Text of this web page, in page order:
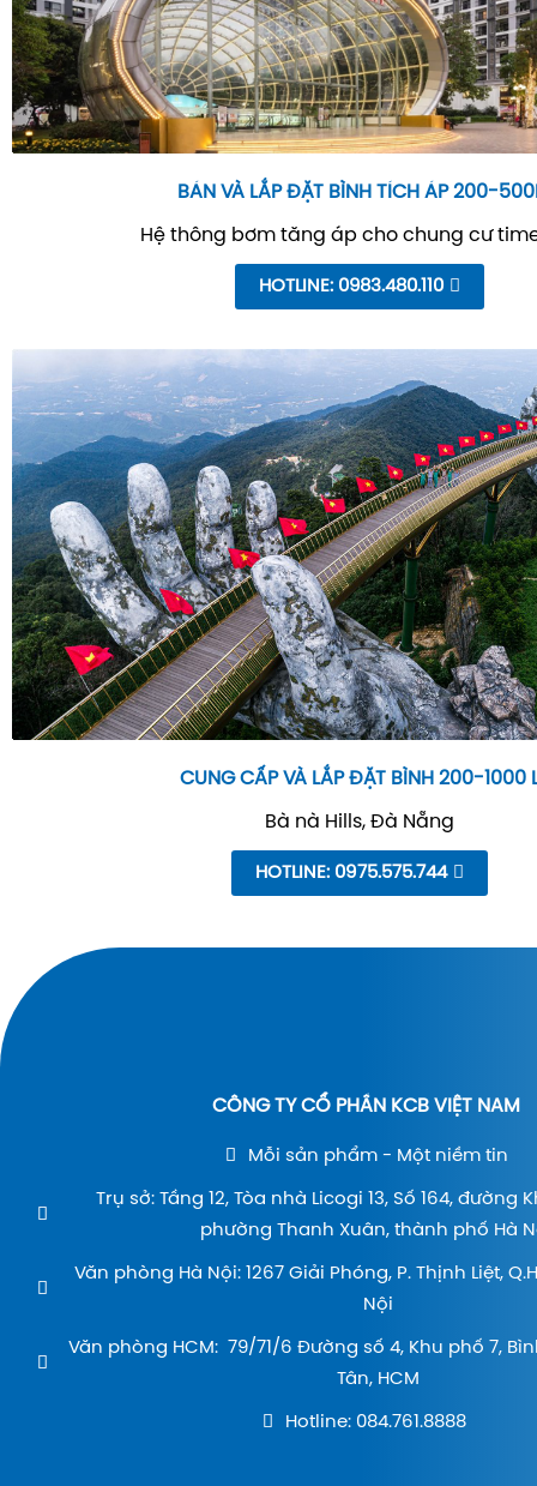
BÁN VÀ LẮP ĐẶT BÌNH TÍCH ÁP 200-
Hệ thông bơm tăng áp cho chung cư
HOTLINE: 0983.480.110
CUNG CẤP VÀ LẮP ĐẶT BÌNH 200-1000
Bà nà Hills, Đà Nẵng
HOTLINE: 0975.575.744
CÔNG TY CỔ PHẦN KCB VIỆT NAM
Mỗi sản phẩm - Một niềm tin
Trụ sở: Tầng 12, Tòa nhà Licogi 13, Số 164, đường
phường Thanh Xuân, thành phố Hà
Văn phòng Hà Nội: 1267 Giải Phóng, P. Thịnh Liệt,
Nội
Văn phòng HCM: 79/71/6 Đường số 4, Khu phố 7,
Tân, HCM
Hotline: 084.761.8888